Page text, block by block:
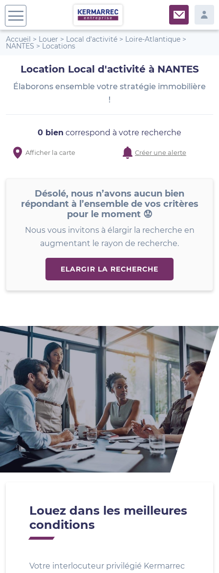
Accueil > Louer > Local d'activité > Loire-Atlantique >
NANTES > Locations
Location Local d'activité à NANTES
Élaborons ensemble votre stratégie immobilière
!
0 bien correspond à votre recherche
Afficher la carte Créer une alerte
Désolé, nous n’avons aucun bien
répondant à l’ensemble de vos critères
pour le moment 😟
Nous vous invitons à élargir la recherche en
augmentant le rayon de recherche.
ELARGIR LA RECHERCHE
Louez dans les meilleures
conditions
Votre interlocuteur privilégié Kermarrec